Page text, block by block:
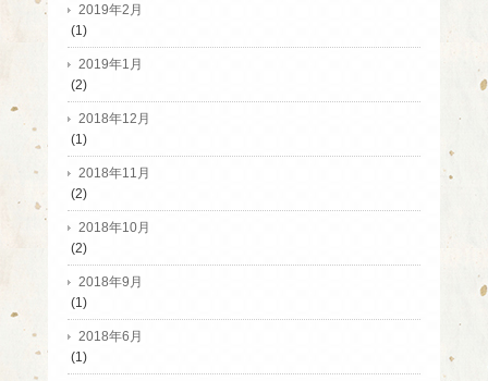
2019年2月
(1)
2019年1月
(2)
2018年12月
(1)
2018年11月
(2)
2018年10月
(2)
2018年9月
(1)
2018年6月
(1)